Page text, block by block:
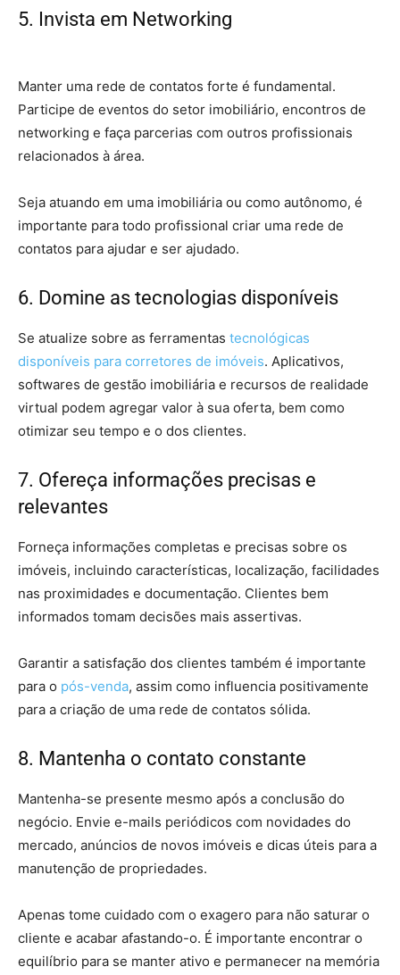
5. Invista em Networking
Manter uma rede de contatos forte é fundamental.
Participe de eventos do setor imobiliário, encontros de
networking e faça parcerias com outros profissionais
relacionados à área.
Seja atuando em uma imobiliária ou como autônomo, é
importante para todo profissional criar uma rede de
contatos para ajudar e ser ajudado.
6. Domine as tecnologias disponíveis
Se atualize sobre as ferramentas tecnológicas
disponíveis para corretores de imóveis. Aplicativos,
softwares de gestão imobiliária e recursos de realidade
virtual podem agregar valor à sua oferta, bem como
otimizar seu tempo e o dos clientes.
7. Ofereça informações precisas e
relevantes
Forneça informações completas e precisas sobre os
imóveis, incluindo características, localização, facilidades
nas proximidades e documentação. Clientes bem
informados tomam decisões mais assertivas.
Garantir a satisfação dos clientes também é importante
para o pós-venda, assim como influencia positivamente
para a criação de uma rede de contatos sólida.
8. Mantenha o contato constante
Mantenha-se presente mesmo após a conclusão do
negócio. Envie e-mails periódicos com novidades do
mercado, anúncios de novos imóveis e dicas úteis para a
manutenção de propriedades.
Apenas tome cuidado com o exagero para não saturar o
cliente e acabar afastando-o. É importante encontrar o
equilíbrio para se manter ativo e permanecer na memória